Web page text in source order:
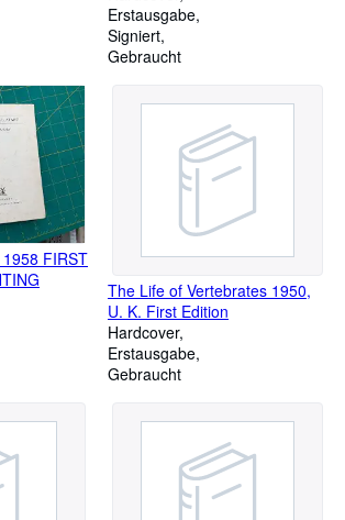
Erstausgabe
Signiert
Gebraucht
FIRST
The Life of Vertebrates 1950,
U. K. First Edition
Hardcover
Erstausgabe
Gebraucht